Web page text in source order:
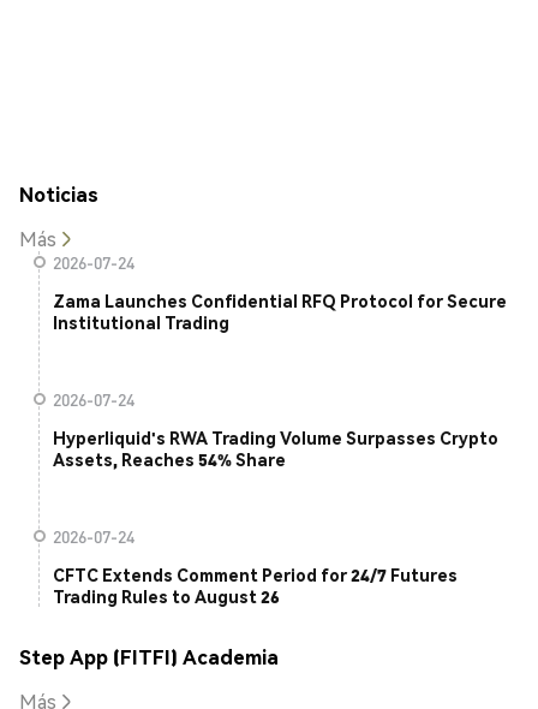
Noticias
Más
2026-07-24
Zama Launches Confidential RFQ Protocol for Secure
Institutional Trading
2026-07-24
Hyperliquid's RWA Trading Volume Surpasses Crypto
Assets, Reaches 54% Share
2026-07-24
CFTC Extends Comment Period for 24/7 Futures
Trading Rules to August 26
Step App (FITFI) Academia
Más